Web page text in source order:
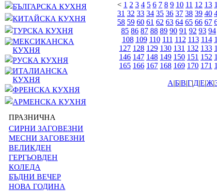
БЪЛГАРСКА КУХНЯ
КИТАЙСКА КУХНЯ
ТУРСКА КУХНЯ
МЕКСИКАНСКА
КУХНЯ
РУСКА КУХНЯ
ИТАЛИАНСКА
КУХНЯ
ФРЕНСКА КУХНЯ
АРМЕНСКА КУХНЯ
ПРАЗНИЧНА
СИРНИ ЗАГОВЕЗНИ
МЕСНИ ЗАГОВЕЗНИ
ВЕЛИКДЕН
ГЕРГЬОВДЕН
КОЛЕДА
БЪДНИ ВЕЧЕР
НОВА ГОДИНА
< 1 2 3 4 5 6 7 8 9 10 11 12 13
31 32 33 34 35 36 37 38 39 40
58 59 60 61 62 63 64 65 66 67
85 86 87 88 89 90 91 92 93 94
108 109 110 111 112 113 114
127 128 129 130 131 132 133
146 147 148 149 150 151 152
165 166 167 168 169 170 171
А|Б|В|Г|Д|Е|Ж|